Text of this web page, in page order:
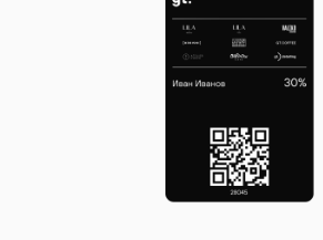
Ресторана в отдельности.
вправе самостоятельно
информацию у